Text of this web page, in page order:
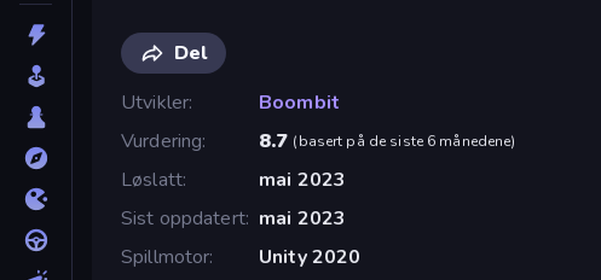
Del
Utvikler
Boombit
Vurdering
8.7 (basert på de siste 6 månedene)
Løslatt
mai 2023
Sist oppdatert mai 2023
Spillmotor
Unity 2020